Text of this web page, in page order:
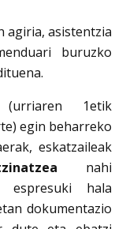
agiria, asistentzia
buruzko
1etik
egin beharreko
eskatzaileak
nahi
espresuki hala
dokumentazio